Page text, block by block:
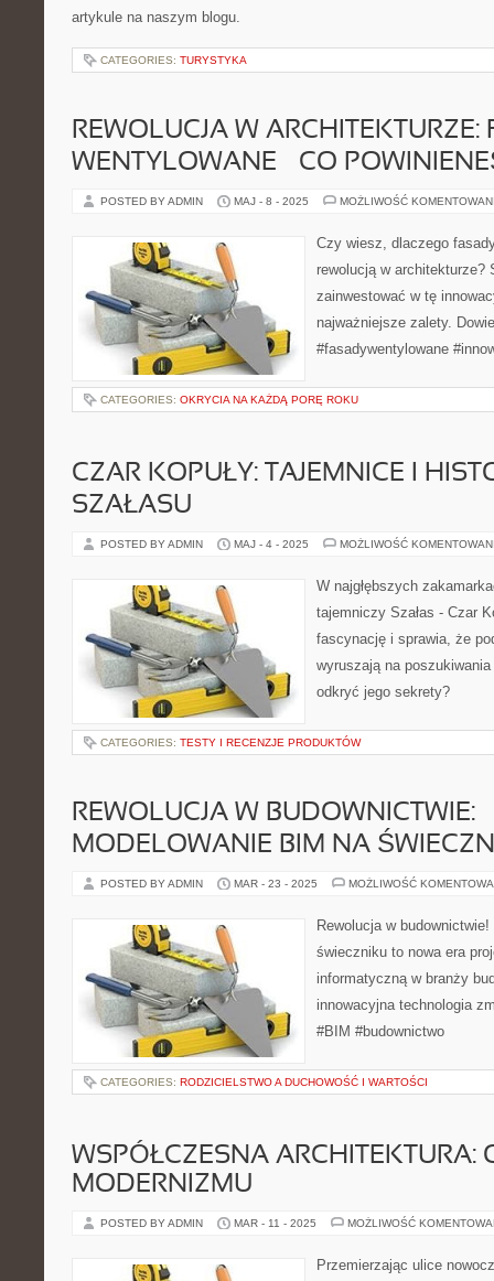
artykule na naszym blogu.
CATEGORIES: TURYSTYKA
REWOLUCJA W ARCHITEKTURZE:
WENTYLOWANE – CO
POSTED BY ADMIN MAJ - 8 - 2025 MOŻLIWOŚĆ
Czy wiesz, dlaczego
rewolucją w architekturze?
zainwestować w tę
najważniejsze zalety.
#fasadywentylowane
CATEGORIES: OKRYCIA NA KAŻDĄ PORĘ ROKU
CZAR KOPUŁY: TAJEMNICE I
SZAŁASU
POSTED BY ADMIN MAJ - 4 - 2025 MOŻLIWOŚĆ
W najgłębszych
tajemniczy Szałas - Czar
fascynację i sprawia, że
wyruszają na
odkryć jego sekrety?
CATEGORIES: TESTY I RECENZJE PRODUKTÓW
REWOLUCJA W BUDOWNICTWIE:
MODELOWANIE BIM NA
POSTED BY ADMIN MAR - 23 - 2025 MOŻLIWOŚĆ
Rewolucja w
świeczniku to nowa era
informatyczną w branży
innowacyjna technologia
#BIM #budownictwo
CATEGORIES: RODZICIELSTWO A DUCHOWOŚĆ I WARTOŚCI
WSPÓŁCZESNA ARCHITEKTURA:
MODERNIZMU
POSTED BY ADMIN MAR - 11 - 2025 MOŻLIWOŚĆ
Przemierzając ulice